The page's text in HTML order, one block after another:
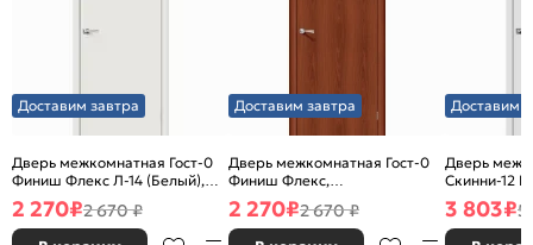
Доставим завтра
Дверь межкомнатная Гост-0
Финиш Флекс Л-14 (Белый),
глухая, каркасно-щитовая
2 270₽2 670 ₽
Доставим завтра
Дверь межкомнатная Гост-0
Финиш Флекс,
Ламинированные Л-11
(ИталОрех), глухая, каркасно-
щитовая
2 270₽2 670 ₽
Доставим
Дверь
Скинни-12
глухая,
3 803₽5